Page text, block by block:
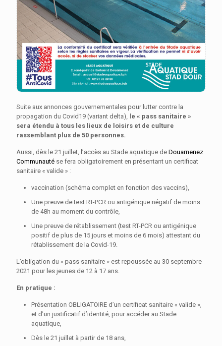
Suite aux annonces gouvernementales pour lutter contre la
propagation du Covid19 (variant delta),
le « pass sanitaire »
sera étendu à tous les lieux de loisirs et de culture
rassemblant plus de 50 personnes.
Aussi, dès le 21 juillet, l’accès au Stade aquatique de Douarnenez
Communauté se fera obligatoirement en présentant un certificat
sanitaire « valide » :
vaccination (schéma complet en fonction des vaccins),
Une preuve de test RT-PCR ou antigénique négatif de moins
de 48h au moment du contrôle,
Une preuve de rétablissement (test RT-PCR ou antigénique
positif de plus de 15 jours et moins de 6 mois) attestant du
rétablissement de la Covid-19.
L’obligation du « pass sanitaire » est repoussée au 30 septembre
2021 pour les jeunes de 12 à 17 ans.
En pratique :
Présentation OBLIGATOIRE d’un certificat sanitaire « valide »,
et d’un justificatif d’identité, pour accéder au Stade
aquatique,
Dès le 21 juillet à partir de 18 ans,